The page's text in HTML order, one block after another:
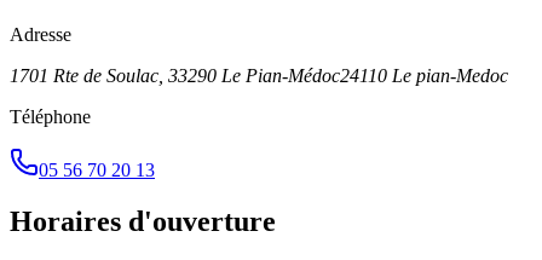
Adresse
1701 Rte de Soulac, 33290 Le Pian-Médoc24110 Le pian-Medoc
Téléphone
05 56 70 20 13
Horaires d'ouverture